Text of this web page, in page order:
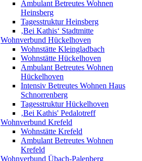
Ambulant Betreutes Wohnen
Heinsberg
Tagesstruktur Heinsberg
‚Bei Kathis‘ Stadtmitte
Wohnverbund Hückelhoven
Wohnstätte Kleingladbach
Wohnstätte Hückelhoven
Ambulant Betreutes Wohnen
Hückelhoven
Intensiv Betreutes Wohnen Haus
Schnorrenberg
Tagesstruktur Hückelhoven
‚Bei Kathis' Pedalotreff
Wohnverbund Krefeld
Wohnstätte Krefeld
Ambulant Betreutes Wohnen
Krefeld
Wohnverbund Übach-Palenberg